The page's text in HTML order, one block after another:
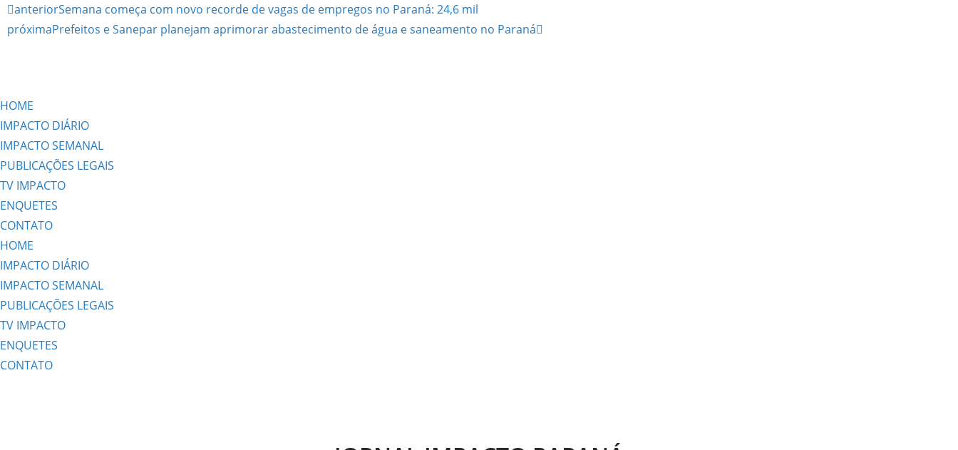
anteriorSemana começa com novo recorde de vagas de empregos no Paraná: 24,6 mil
próximaPrefeitos e Sanepar planejam aprimorar abastecimento de água e saneamento no Paraná
HOME
IMPACTO DIÁRIO
IMPACTO SEMANAL
PUBLICAÇÕES LEGAIS
TV IMPACTO
ENQUETES
CONTATO
HOME
IMPACTO DIÁRIO
IMPACTO SEMANAL
PUBLICAÇÕES LEGAIS
TV IMPACTO
ENQUETES
CONTATO